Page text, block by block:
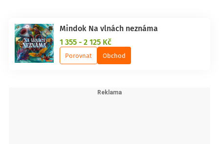
Mindok Na vlnách neznáma
1 355 - 2 125 Kč
Porovnat Obchod